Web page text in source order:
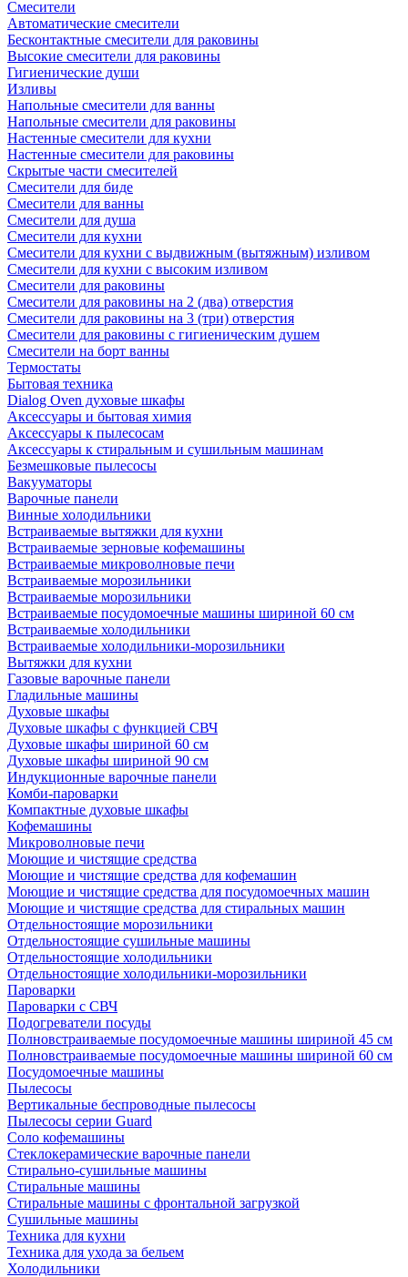
Смесители
Автоматические смесители
Бесконтактные смесители для раковины
Высокие смесители для раковины
Гигиенические души
Изливы
Напольные смесители для ванны
Напольные смесители для раковины
Настенные смесители для кухни
Настенные смесители для раковины
Скрытые части смесителей
Смесители для биде
Смесители для ванны
Смесители для душа
Смесители для кухни
Смесители для кухни с выдвижным (вытяжным) изливом
Смесители для кухни с высоким изливом
Смесители для раковины
Смесители для раковины на 2 (два) отверстия
Смесители для раковины на 3 (три) отверстия
Смесители для раковины с гигиеническим душем
Смесители на борт ванны
Термостаты
Бытовая техника
Dialog Oven духовые шкафы
Аксессуары и бытовая химия
Аксессуары к пылесосам
Аксессуары к стиральным и сушильным машинам
Безмешковые пылесосы
Вакууматоры
Варочные панели
Винные холодильники
Встраиваемые вытяжки для кухни
Встраиваемые зерновые кофемашины
Встраиваемые микроволновые печи
Встраиваемые морозильники
Встраиваемые морозильники
Встраиваемые посудомоечные машины шириной 60 см
Встраиваемые холодильники
Встраиваемые холодильники-морозильники
Вытяжки для кухни
Газовые варочные панели
Гладильные машины
Духовые шкафы
Духовые шкафы с функцией СВЧ
Духовые шкафы шириной 60 см
Духовые шкафы шириной 90 см
Индукционные варочные панели
Комби-пароварки
Компактные духовые шкафы
Кофемашины
Микроволновые печи
Моющие и чистящие средства
Моющие и чистящие средства для кофемашин
Моющие и чистящие средства для посудомоечных машин
Моющие и чистящие средства для стиральных машин
Отдельностоящие морозильники
Отдельностоящие сушильные машины
Отдельностоящие холодильники
Отдельностоящие холодильники-морозильники
Пароварки
Пароварки с СВЧ
Подогреватели посуды
Полновстраиваемые посудомоечные машины шириной 45 см
Полновстраиваемые посудомоечные машины шириной 60 см
Посудомоечные машины
Пылесосы
Вертикальные беспроводные пылесосы
Пылесосы серии Guard
Соло кофемашины
Стеклокерамические варочные панели
Стирально-сушильные машины
Стиральные машины
Стиральные машины с фронтальной загрузкой
Сушильные машины
Техника для кухни
Техника для ухода за бельем
Холодильники